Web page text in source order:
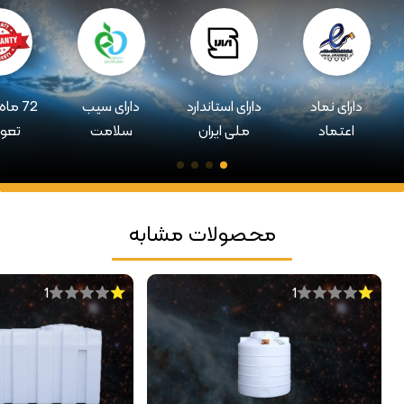
دارای نماد
اعتماد
دارای استاندارد
ملی ایران
دارای سیب
سلامت
72
محصولات مشابه
1
1